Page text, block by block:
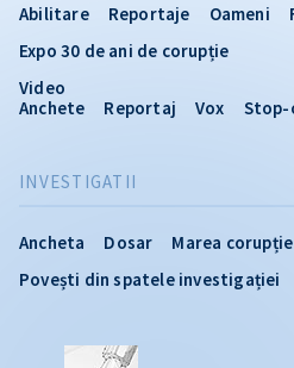
INVESTIGATII
Ancheta Dosar
Marea corupție
Povești din spatele investigației
Abilitare Reportaje Oameni
Expo 30 de ani de corupție
Video
Anchete
Reportaj Vox Stop-